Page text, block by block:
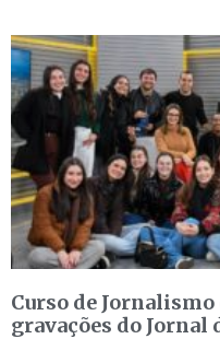
Curso de
gravações do Jornal